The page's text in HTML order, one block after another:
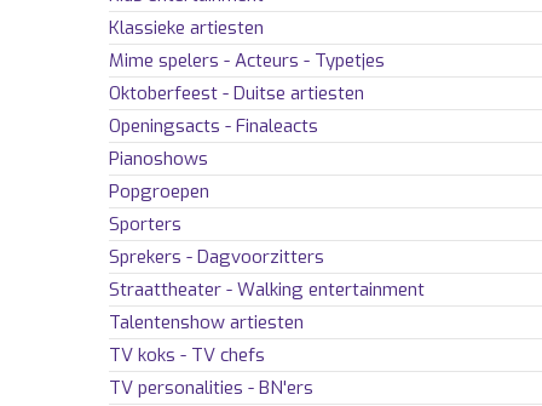
Klassieke artiesten
Mime spelers - Acteurs - Typetjes
Oktoberfeest - Duitse artiesten
Openingsacts - Finaleacts
Pianoshows
Popgroepen
Sporters
Sprekers - Dagvoorzitters
Straattheater - Walking entertainment
Talentenshow artiesten
TV koks - TV chefs
TV personalities - BN'ers